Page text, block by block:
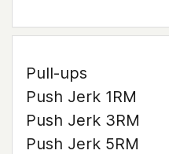
Pull-ups
Push Jerk 1RM
Push Jerk 3RM
Push Jerk 5RM